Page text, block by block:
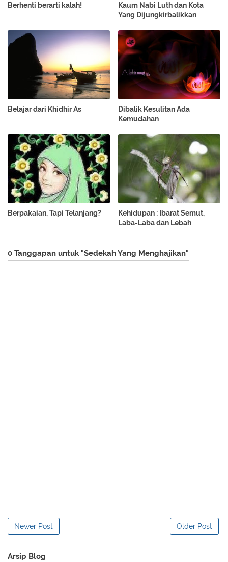
Berhenti berarti kalah!
Kaum Nabi Luth dan Kota
Yang Dijungkirbalikkan
Belajar dari Khidhir As
Dibalik Kesulitan Ada
Kemudahan
Berpakaian, Tapi Telanjang?
Kehidupan : Ibarat Semut,
Laba-Laba dan Lebah
0 Tanggapan untuk "Sedekah Yang Menghajikan"
Newer Post Older Post
Arsip Blog